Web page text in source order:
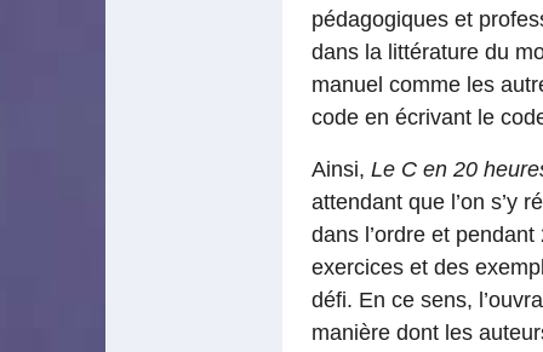
pédagogiques et
dans la littérature du
manuel comme les
code en écrivant le
Ainsi, Le C en 20
attendant que l’on s’y
dans l’ordre et
exercices et des
défi. En ce sens,
manière dont les